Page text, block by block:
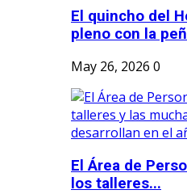
El quincho del
pleno con la
May 26, 2026 0
El Área de
los talleres...